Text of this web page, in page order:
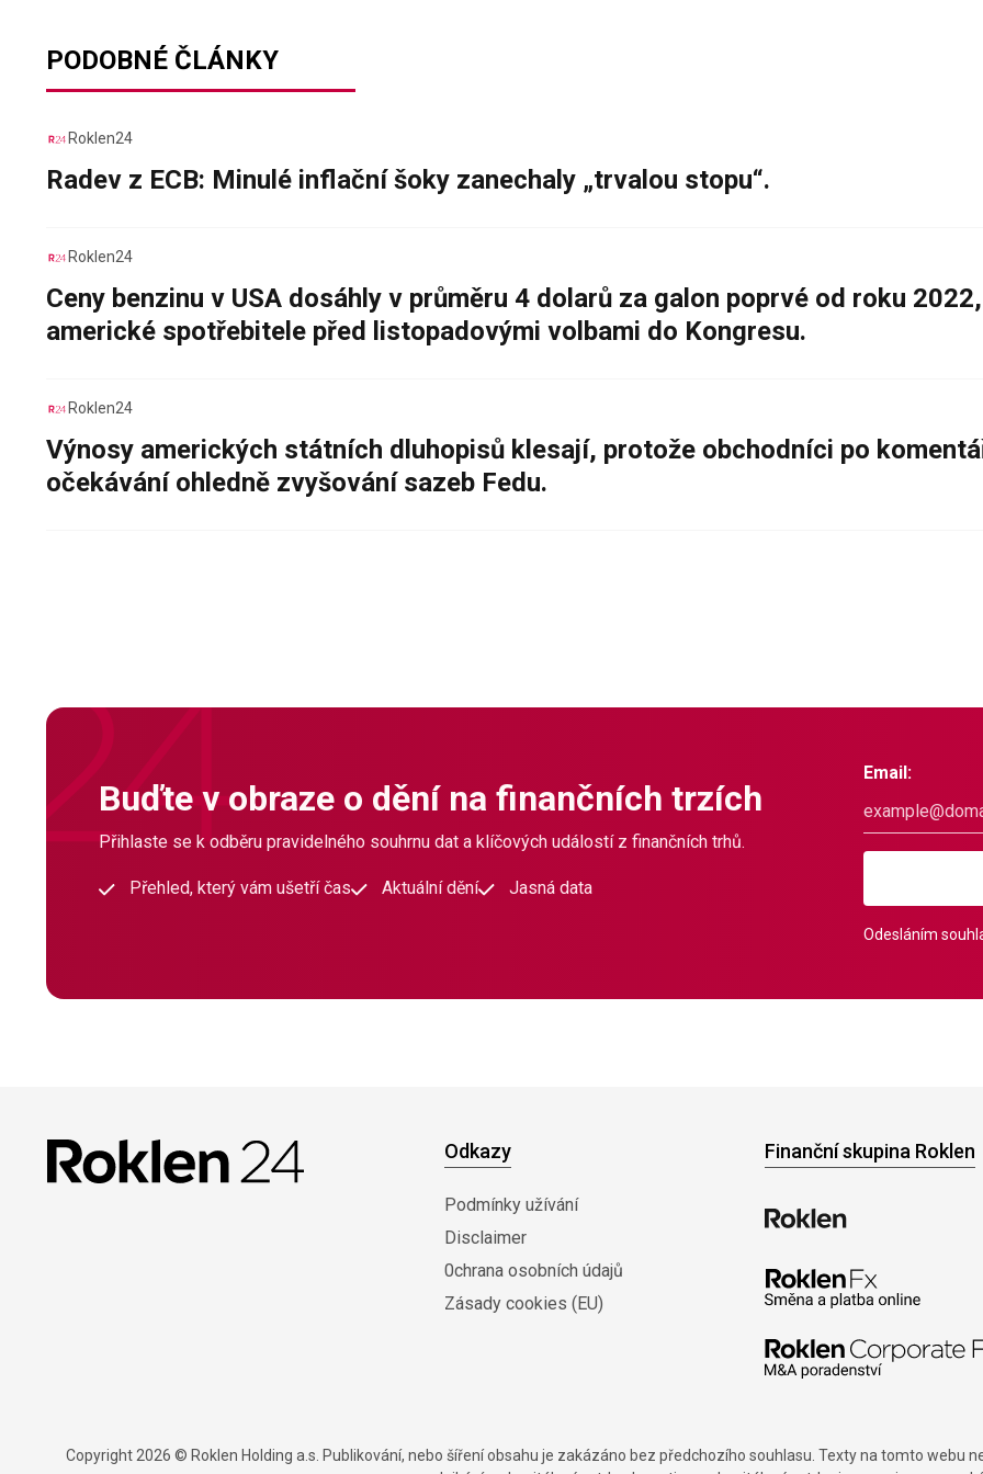
PODOBNÉ ČLÁNKY
Roklen24
Radev z ECB: Minulé inflační šoky zanechaly „trvalou stopu“.
Roklen24
Ceny benzinu v USA dosáhly v průměru 4 dolarů za galon poprvé od roku
americké spotřebitele před listopadovými volbami do Kongresu.
Roklen24
Výnosy amerických státních dluhopisů klesají, protože obchodníci po
očekávání ohledně zvyšování sazeb Fedu.
Buďte v obraze o dění na finančních trzích
Přihlaste se k odběru pravidelného souhrnu dat a klíčových událostí z finančních trhů.
Přehled, který vám ušetří čas Aktuální dění Jasná data
Email:
Odesláním
Odkazy
Podmínky užívání
Disclaimer
0chrana osobních údajů
Zásady cookies (EU)
Finanční skupina Roklen
Copyright 2026 © Roklen Holding a.s. Publikování, nebo šíření obsahu je zakázáno bez předchozího souhlasu. Texty na tomto webu